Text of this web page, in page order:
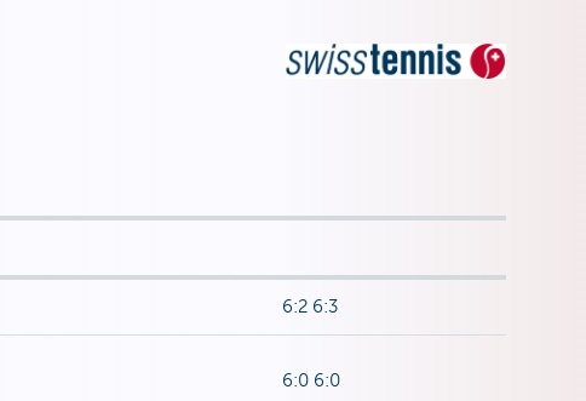
6:2 6:3
6:0 6:0